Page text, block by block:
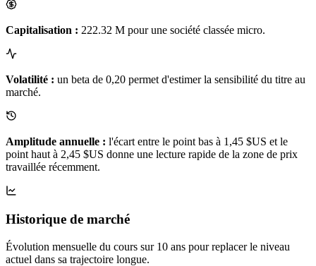
Capitalisation : 222.32 M pour une société classée micro.
Volatilité : un beta de 0,20 permet d'estimer la sensibilité du titre au
marché.
Amplitude annuelle : l'écart entre le point bas à 1,45 $US et le
point haut à 2,45 $US donne une lecture rapide de la zone de prix
travaillée récemment.
Historique de marché
Évolution mensuelle du cours sur 10 ans pour replacer le niveau
actuel dans sa trajectoire longue.